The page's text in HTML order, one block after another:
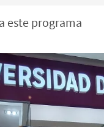
este programa